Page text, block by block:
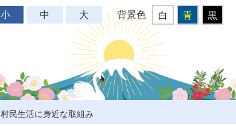
小 中 大 背景色 白 青 黒
村民生活に身近な取組み